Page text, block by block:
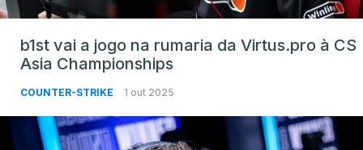
b1st vai a jogo na rumaria da Virtus.pro à CS
Asia Championships
COUNTER-STRIKE 1 out 2025